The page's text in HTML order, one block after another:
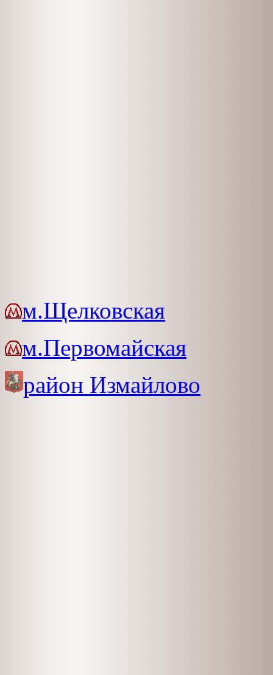
м.Щелковская
м.Первомайская
район Измайлово